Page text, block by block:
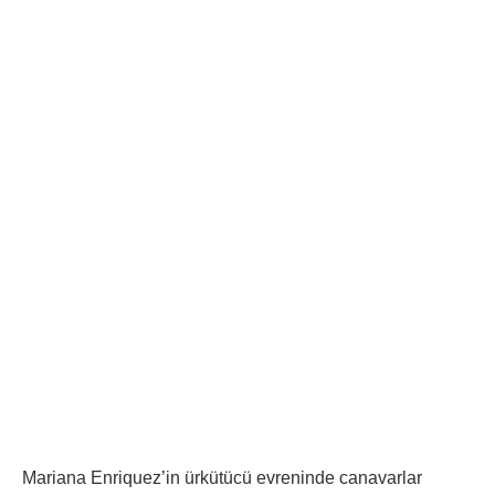
Mariana Enriquez’in ürkütücü evreninde canavarlar